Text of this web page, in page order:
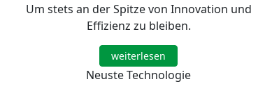
Um stets an der Spitze von Innovation und
Effizienz zu bleiben.
weiterlesen
Neuste Technologie